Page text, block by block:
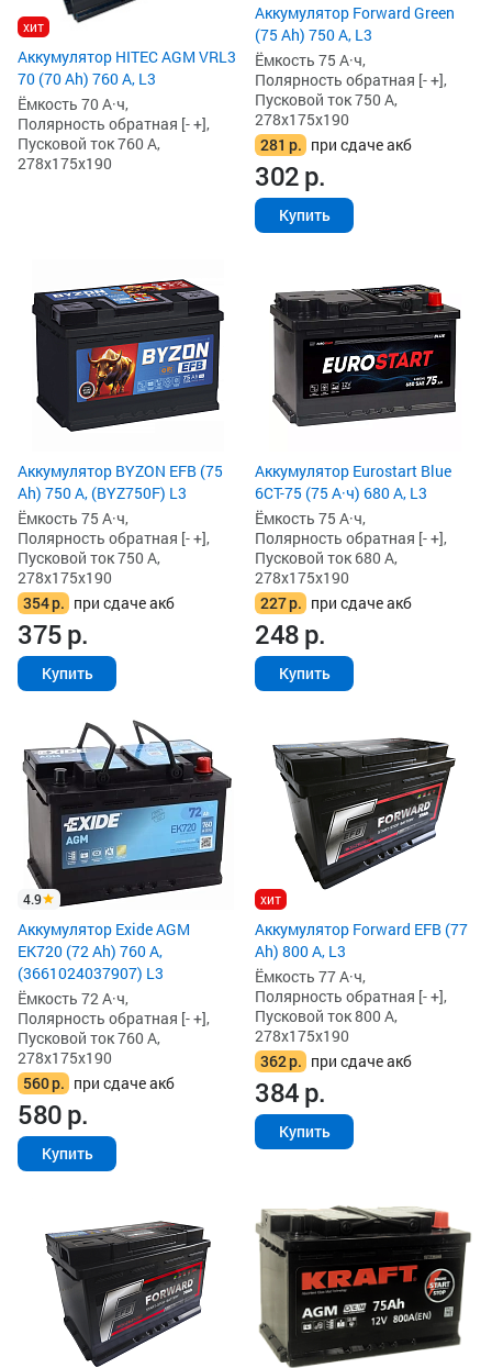
хит
Аккумулятор HITEC AGM VRL3
70 (70 Ah) 760 А, L3
Ёмкость 70 А·ч,
Полярность обратная [- +],
Пусковой ток 760 А,
278x175x190
Аккумулятор Forward Green
(75 Ah) 750 А, L3
Ёмкость 75 А·ч,
Полярность обратная [- +],
Пусковой ток 750 А,
278x175x190
281 р. при сдаче акб
302р.
Купить
Аккумулятор BYZON EFB (75
Ah) 750 А, (BYZ750F) L3
Ёмкость 75 А·ч,
Полярность обратная [- +],
Пусковой ток 750 А,
278x175x190
354р. при сдаче акб
375р.
Купить
Аккумулятор Eurostart Blue
6CT-75 (75 А·ч) 680 А, L3
Ёмкость 75 А·ч,
Полярность обратная [- +],
Пусковой ток 680 А,
278x175x190
227р. при сдаче акб
248р.
Купить
4.9
Аккумулятор Exide AGM
EK720 (72 Ah) 760 А,
(3661024037907) L3
Ёмкость 72 А·ч,
Полярность обратная [- +],
Пусковой ток 760 А,
278x175x190
560р. при сдаче акб
580р.
Купить
хит
Аккумулятор Forward EFB (77
Ah) 800 А, L3
Ёмкость 77 А·ч,
Полярность обратная [- +],
Пусковой ток 800 А,
278x175x190
362р. при сдаче акб
384р.
Купить